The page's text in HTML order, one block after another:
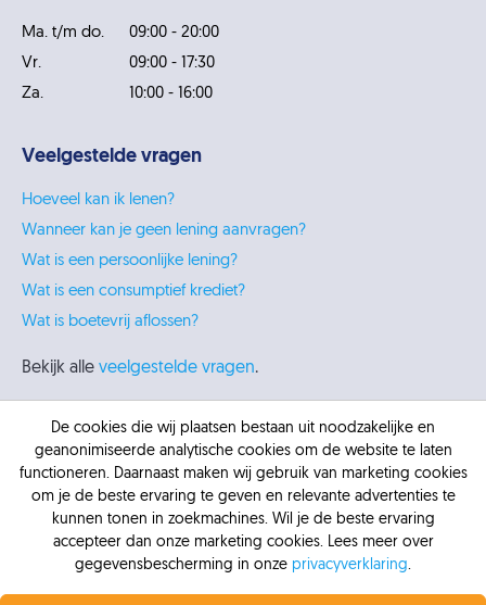
Ma. t/m do.
09:00 - 20:00
Vr.
09:00 - 17:30
Za.
10:00 - 16:00
Veelgestelde vragen
Hoeveel kan ik lenen?
Wanneer kan je geen lening aanvragen?
Wat is een persoonlijke lening?
Wat is een consumptief krediet?
Wat is boetevrij aflossen?
Bekijk alle veelgestelde vragen.
Belangrijke pagina's
Persoonlijke lening
Lening afsluiten
Freo lening
Greenloans lening
Lening oversluiten
De cookies die wij plaatsen bestaan uit noodzakelijke en
geanonimiseerde analytische cookies om de website te laten
functioneren. Daarnaast maken wij gebruik van marketing cookies
om je de beste ervaring te geven en relevante advertenties te
kunnen tonen in zoekmachines. Wil je de beste ervaring
accepteer dan onze marketing cookies. Lees meer over
gegevensbescherming in onze privacyverklaring.
Profiteer nu van de laagste rente.Vanaf 6,4% vaste